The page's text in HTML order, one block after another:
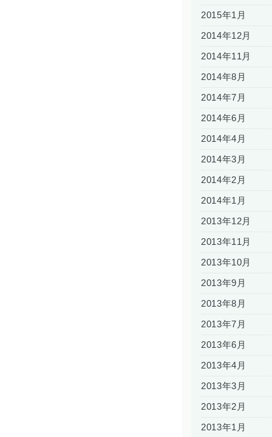
2015年1月
2014年12月
2014年11月
2014年8月
2014年7月
2014年6月
2014年4月
2014年3月
2014年2月
2014年1月
2013年12月
2013年11月
2013年10月
2013年9月
2013年8月
2013年7月
2013年6月
2013年4月
2013年3月
2013年2月
2013年1月